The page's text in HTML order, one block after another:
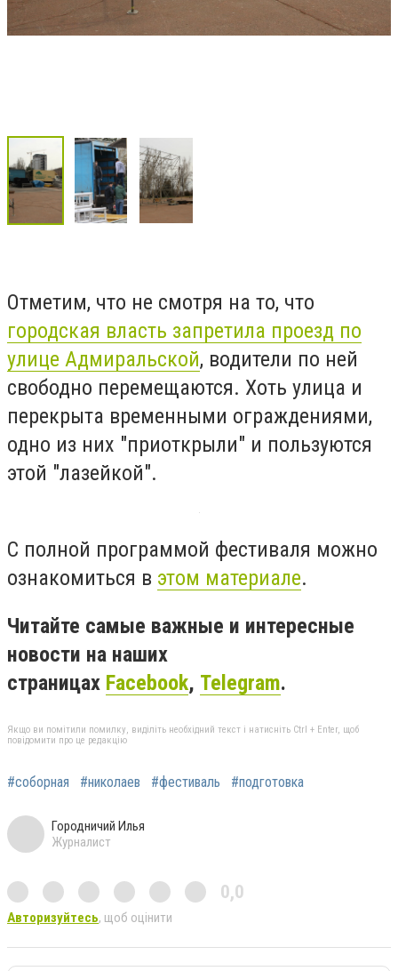
Отметим, что не смотря на то, что
городская власть запретила проезд по
улице Адмиральской, водители по ней
свободно перемещаются. Хоть улица и
перекрыта временными ограждениями,
одно из них "приоткрыли" и пользуются
этой "лазейкой".
С полной программой фестиваля можно
ознакомиться в этом материале.
Читайте самые важные и интересные
новости на наших
страницах Facebook, Telegram.
Якщо ви помітили помилку, виділіть необхідний текст і натисніть Ctrl + Enter, щоб
повідомити про це редакцію
#соборная #николаев #фестиваль #подготовка
Городничий Илья
Журналист
0,0
Авторизуйтесь, щоб оцінити